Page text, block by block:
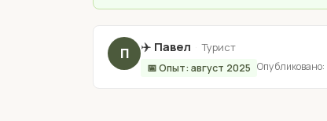
П ✈️ Павел Турист
📅 Опыт: август 2025